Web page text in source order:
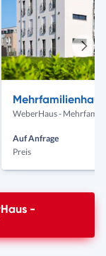
Auf Anfrage
Preis
Haus
-